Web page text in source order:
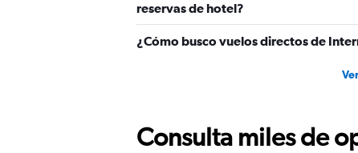
reservas de hotel?
¿Cómo busco vuelos directos de
Consulta miles de